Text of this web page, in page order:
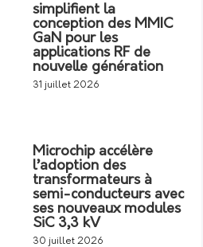
simplifient la
conception des MMIC
GaN pour les
applications RF de
nouvelle génération
31 juillet 2026
Microchip accélère
l’adoption des
transformateurs à
semi-conducteurs avec
ses nouveaux modules
SiC 3,3 kV
30 juillet 2026